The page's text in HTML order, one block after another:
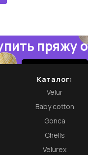
пряжу
Каталог:
Velur
Baby cotton
Gonca
Chells
Velurex